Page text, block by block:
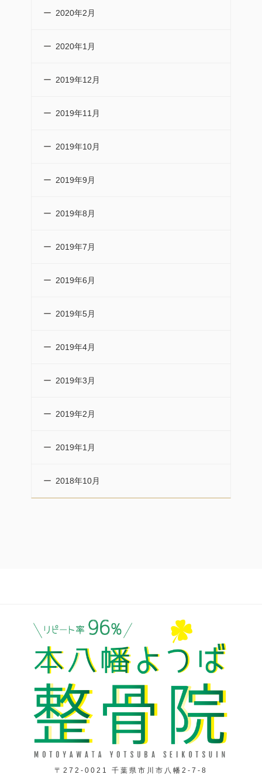
2020年2月
2020年1月
2019年12月
2019年11月
2019年10月
2019年9月
2019年8月
2019年7月
2019年6月
2019年5月
2019年4月
2019年3月
2019年2月
2019年1月
2018年10月
〒272-0021 千葉県市川市八幡2-7-8